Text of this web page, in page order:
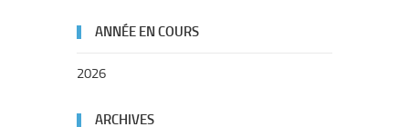
ANNÉE EN COURS
2026
ARCHIVES